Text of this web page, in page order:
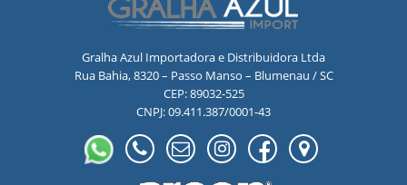
Gralha Azul Importadora e Distribuidora Ltda
Rua Bahia, 8320 – Passo Manso – Blumenau / SC
CEP: 89032-525
CNPJ: 09.411.387/0001-43